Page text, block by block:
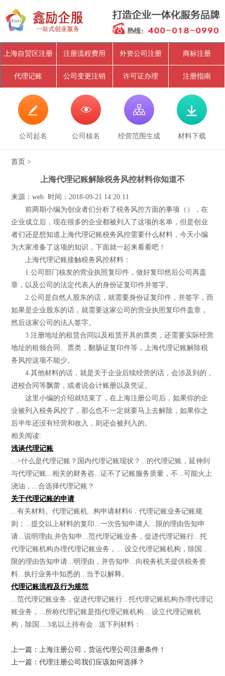
上海自贸区注册 注册流程费用 外资公司注册 商标注册
代理记账 公司变更注销 许可证办理 注册指南

公司起名

公司核名

经营范围生成

材料下载
首页 >
上海代理记账解除税务风控材料你知道不
来源：web 时间：2018-09-21 14:20:11
前两期小编为创业者们分析了税务风控方面的事项（），在
企业成立后，现在很多的企业都被列入了这项的名单，但是创业
者们还是想知道上海代理记账税务风控需要什么材料，今天小编
为大家准备了这项的知识，下面就一起来看看吧！
上海代理记账接触税务风控材料：
1.公司部门核发的营业执照复印件，做好复印然后公司再盖
章，以及公司的法定代表人的身份证复印件并签字。
2.公司是自然人股东的话，就需要身份证复印件，并签字，而
如果是企业股东的话，就需要这家公司的营业执照复印件盖章，
然后这家公司的法人签字。
3.注册地址的租赁合同以及租赁开具的票类，还需要实际经营
地址的租领合同、票类，翻肠证复印件等，上海代理记账解除税
务风控这项不能少。
4.其他材料的话，就是关于企业后续经营的话，会涉及到的，
进校合同等飘蕾，或者说会计账册以及凭证。
这里小编的介绍就结束了，在上海注册公司后，如果你的企
业被列入税务风控了，那么也不一定就要马上去解除，如果你之
后半年还没有经营和收入，则还会被列入的。
相关阅读:
浅谈代理记账
...>什么是代理记账？国内代理记账现状？...的代理记账，延伸到
与代理记账...相关的财务咨...证不了记账服务质量，不...可能火上
浇油，...合选择代理记账？
关于代理记账的申请
...有关材料。代理记账机...构申请材料6．代理记账业务记账规
则；...提交以上材料的复印...一次告知申请人...限的理由告知申
请...说明理由,并告知申...范代理记账业务，促进代理记账行...托
代理记账机构办理代理记账业务，... 设立代理记账机构，除国...
限的理由告知申请...明理由，并告知申...向税务机关提供税务资
料...执行业务中知悉的...当予以解释。
代理记账流程及行为规范
...范代理记账业务，促进代理记账行...托代理记账机构办理代理记
账业务，...所称代理记账是指代理记账机构... 设立代理记账机
构，除国... 3名以上持有会...送下列材料：
上一篇：上海注册公司，货运代理公司注册条件！
上一篇：代理注册公司我们应该如何选择？